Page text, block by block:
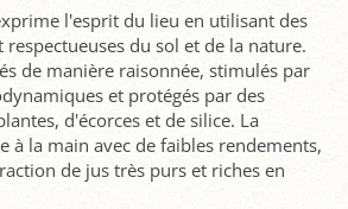
l'esprit du lieu en utilisant des
du sol et de la nature.
de manière raisonnée, stimulés par
et protégés par des
d'écorces et de silice. La
à la main avec de faibles rendements,
de jus très purs et riches en